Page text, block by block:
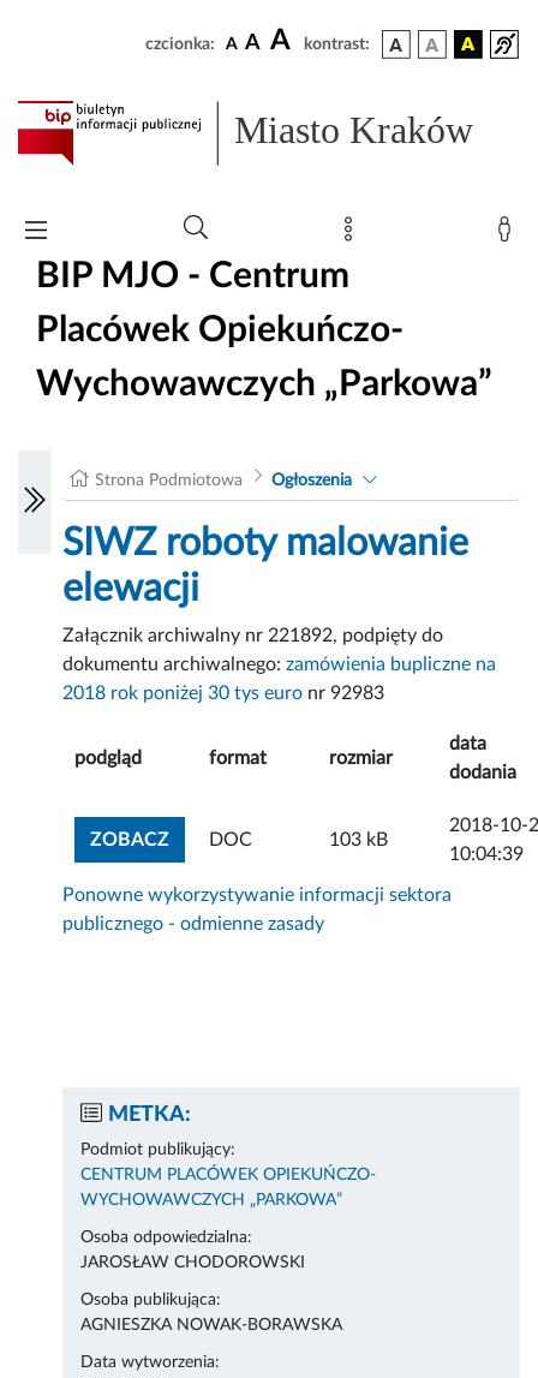
czcionka: A A A kontrast:
Miasto Kraków
BIP MJO - Centrum
Placówek Opiekuńczo-
Wychowawczych „Parkowa”
Strona Podmiotowa Ogłoszenia
SIWZ roboty malowanie
elewacji
Załącznik archiwalny nr 221892, podpięty do
dokumentu archiwalnego:zamówienia bupliczne na
2018 rok poniżej 30 tys euro nr 92983
podgląd format rozmiar
data
dodania
ZOBACZZOBACZ ZAŁĄCZNIK
DOC 103 kB
2018-10-
10:04:39
Ponowne wykorzystywanie informacji sektora
publicznego - odmienne zasady
METKA:
Podmiot publikujący:
CENTRUM PLACÓWEK OPIEKUŃCZO-
WYCHOWAWCZYCH „PARKOWA”
Osoba odpowiedzialna:
JAROSŁAW CHODOROWSKI
Osoba publikująca:
AGNIESZKA NOWAK-BORAWSKA
Data wytworzenia: